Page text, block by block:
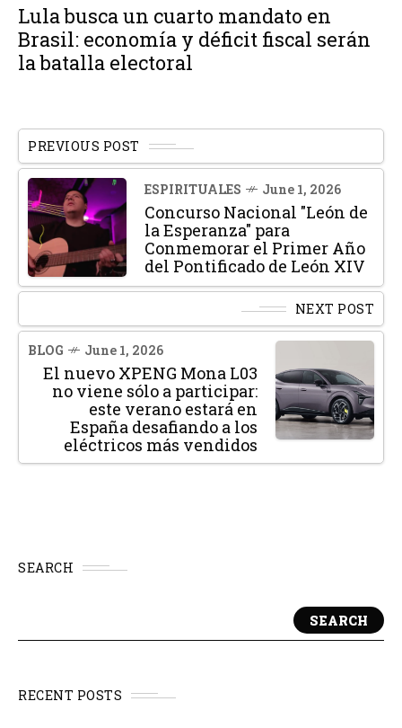
Lula busca un cuarto mandato en
Brasil: economía y déficit fiscal serán
la batalla electoral
PREVIOUS POST
ESPIRITUALES June 1, 2026
Concurso Nacional "León de
la Esperanza" para
Conmemorar el Primer Año
del Pontificado de León XIV
NEXT POST
BLOG June 1, 2026
El nuevo XPENG Mona L03
no viene sólo a participar:
este verano estará en
España desafiando a los
eléctricos más vendidos
SEARCH
SEARCH
RECENT POSTS